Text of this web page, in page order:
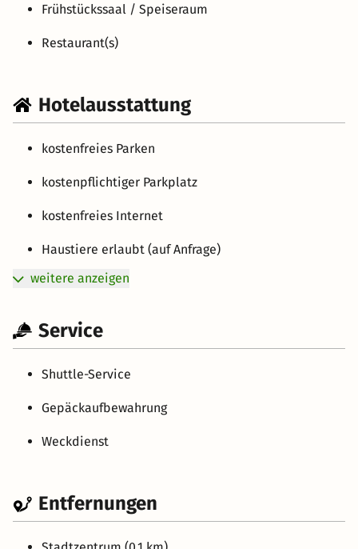
Frühstückssaal / Speiseraum
Restaurant(s)
Hotelausstattung
kostenfreies Parken
kostenpflichtiger Parkplatz
kostenfreies Internet
Haustiere erlaubt (auf Anfrage)
weitere anzeigen
Service
Shuttle-Service
Gepäckaufbewahrung
Weckdienst
Entfernungen